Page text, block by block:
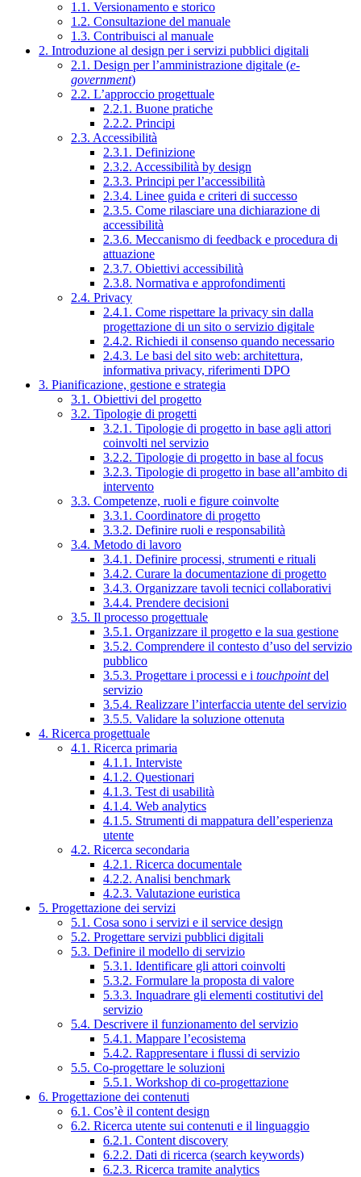
1.1. Versionamento e storico
1.2. Consultazione del manuale
1.3. Contribuisci al manuale
2. Introduzione al design per i servizi pubblici digitali
2.1. Design per l’amministrazione digitale (e-
government)
2.2. L’approccio progettuale
2.2.1. Buone pratiche
2.2.2. Principi
2.3. Accessibilità
2.3.1. Definizione
2.3.2. Accessibilità by design
2.3.3. Principi per l’accessibilità
2.3.4. Linee guida e criteri di successo
2.3.5. Come rilasciare una dichiarazione di
accessibilità
2.3.6. Meccanismo di feedback e procedura di
attuazione
2.3.7. Obiettivi accessibilità
2.3.8. Normativa e approfondimenti
2.4. Privacy
2.4.1. Come rispettare la privacy sin dalla
progettazione di un sito o servizio digitale
2.4.2. Richiedi il consenso quando necessario
2.4.3. Le basi del sito web: architettura,
informativa privacy, riferimenti DPO
3. Pianificazione, gestione e strategia
3.1. Obiettivi del progetto
3.2. Tipologie di progetti
3.2.1. Tipologie di progetto in base agli attori
coinvolti nel servizio
3.2.2. Tipologie di progetto in base al focus
3.2.3. Tipologie di progetto in base all’ambito di
intervento
3.3. Competenze, ruoli e figure coinvolte
3.3.1. Coordinatore di progetto
3.3.2. Definire ruoli e responsabilità
3.4. Metodo di lavoro
3.4.1. Definire processi, strumenti e rituali
3.4.2. Curare la documentazione di progetto
3.4.3. Organizzare tavoli tecnici collaborativi
3.4.4. Prendere decisioni
3.5. Il processo progettuale
3.5.1. Organizzare il progetto e la sua gestione
3.5.2. Comprendere il contesto d’uso del servizio
pubblico
3.5.3. Progettare i processi e i touchpointdel
servizio
3.5.4. Realizzare l’interfaccia utente del servizio
3.5.5. Validare la soluzione ottenuta
4. Ricerca progettuale
4.1. Ricerca primaria
4.1.1. Interviste
4.1.2. Questionari
4.1.3. Test di usabilità
4.1.4. Web analytics
4.1.5. Strumenti di mappatura dell’esperienza
utente
4.2. Ricerca secondaria
4.2.1. Ricerca documentale
4.2.2. Analisi benchmark
4.2.3. Valutazione euristica
5. Progettazione dei servizi
5.1. Cosa sono i servizi e il service design
5.2. Progettare servizi pubblici digitali
5.3. Definire il modello di servizio
5.3.1. Identificare gli attori coinvolti
5.3.2. Formulare la proposta di valore
5.3.3. Inquadrare gli elementi costitutivi del
servizio
5.4. Descrivere il funzionamento del servizio
5.4.1. Mappare l’ecosistema
5.4.2. Rappresentare i flussi di servizio
5.5. Co-progettare le soluzioni
5.5.1. Workshop di co-progettazione
6. Progettazione dei contenuti
6.1. Cos’è il content design
6.2. Ricerca utente sui contenuti e il linguaggio
6.2.1. Content discovery
6.2.2. Dati di ricerca (search keywords)
6.2.3. Ricerca tramite analytics